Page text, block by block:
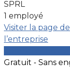
SPRL
1 employé
Visiter la page
l’entreprise
Gratuit - Sans